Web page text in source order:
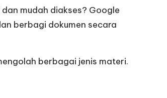
mudah diakses? Google
berbagi dokumen secara
berbagai jenis materi.